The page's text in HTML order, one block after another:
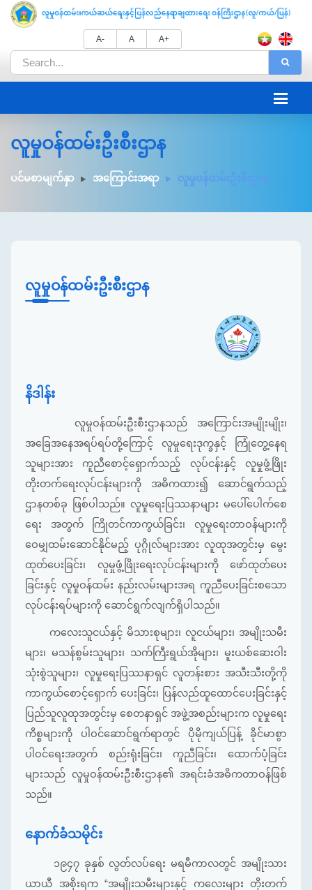
A- A A+
လူမှုဝန်ထမ်းဦးစီးဌာန
ပင်မစာမျက်နှာ အကြောင်းအရာ လူမှုဝန်ထမ်းဦးစီးဌာန
လူမှုဝန်ထမ်းဦးစီးဌာန
နိဒါန်း
လူမှုဝန်ထမ်းဦးစီးဌာနသည် အကြောင်းအမျိုးမျိုး၊
အခြေအနေအရပ်ရပ်တို့ကြောင့် လူမှုရေးဒုက္ခနှင့် ကြုံတွေ့နေရ
သူများအား ကူညီစောင့်ရှောက်သည့် လုပ်ငန်းနှင့် လူမှုဖွံ့ဖြိုး
တိုးတက်ရေးလုပ်ငန်းများကို အဓိကထား၍ ဆောင်ရွက်သည့်
ဌာနတစ်ခု ဖြစ်ပါသည်။ လူမှုရေးပြဿနာများ မပေါ်ပေါက်စေ
ရေး အတွက် ကြိုတင်ကာကွယ်ခြင်း၊ လူမှုရေးတာဝန်များကို
ဝေမျှထမ်းဆောင်နိုင်မည့် ပုဂ္ဂိုလ်များအား လူထုအတွင်းမှ မွေး
ထုတ်ပေးခြင်း၊ လူမှုဖွံ့ဖြိုးရေးလုပ်ငန်းများကို ဖော်ထုတ်ပေး
ခြင်းနှင့် လူမှုဝန်ထမ်း နည်းလမ်းများအရ ကူညီပေးခြင်းစသော
လုပ်ငန်းရပ်များကို ဆောင်ရွက်လျက်ရှိပါသည်။
ကလေးသူငယ်နှင့် မိသားစုများ၊ လူငယ်များ၊ အမျိုးသမီး
များ၊ မသန်စွမ်းသူများ၊ သက်ကြီးရွယ်အိုများ၊ မူးယစ်ဆေးဝါး
သုံးစွဲသူများ၊ လူမှုရေးပြဿနာရှင် လူတန်းစား အသီးသီးတို့ကို
ကာကွယ်စောင့်ရှောက် ပေးခြင်း၊ ပြန်လည်ထူထောင်ပေးခြင်းနှင့်
ပြည်သူလူထုအတွင်းမှ စေတနာရှင် အဖွဲ့အစည်းများက လူမှုရေး
ကိစ္စများကို ပါဝင်ဆောင်ရွက်ရာတွင် ပိုမိုကျယ်ပြန့် ခိုင်မာစွာ
ပါဝင်ရေးအတွက် စည်းရုံးခြင်း၊ ကူညီခြင်း၊ ထောက်ပံ့ခြင်း
များသည် လူမှုဝန်ထမ်းဦးစီးဌာန၏ အရင်းခံအဓိကတာဝန်ဖြစ်
သည်။
နောက်ခံသမိုင်း
၁၉၄၇ ခုနှစ် လွတ်လပ်ရေး မရမီကာလတွင် အမျိုးသား
ယာယီ အစိုးရက “အမျိုးသမီးများနှင့် ကလေးများ တိုးတက်